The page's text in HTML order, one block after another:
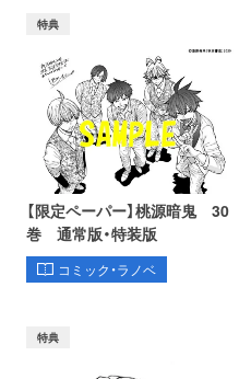
特典
【限定ペーパー】桃源暗鬼 30
巻 通常版・特装版
コミック・ラノベ
特典